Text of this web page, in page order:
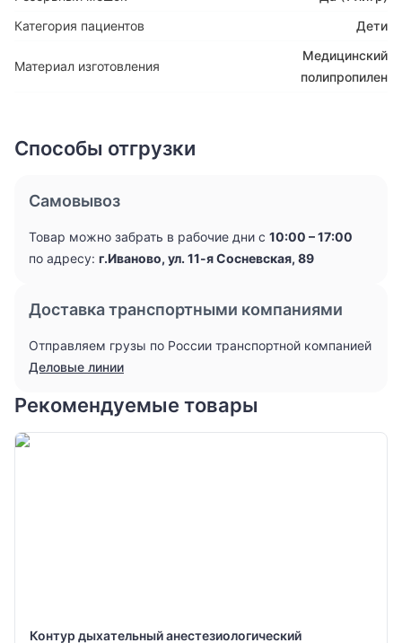
Категория пациентов
Дети
Материал изготовления
Медицинский
полипропилен
Способы отгрузки
Самовывоз
Товар можно забрать в рабочие дни с 10:00 – 17:00
по адресу: г.Иваново, ул. 11-я Сосневская, 89
Доставка транспортными компаниями
Отправляем грузы по России транспортной компанией
Деловые линии
Рекомендуемые товары
Контур дыхательный анестезиологический